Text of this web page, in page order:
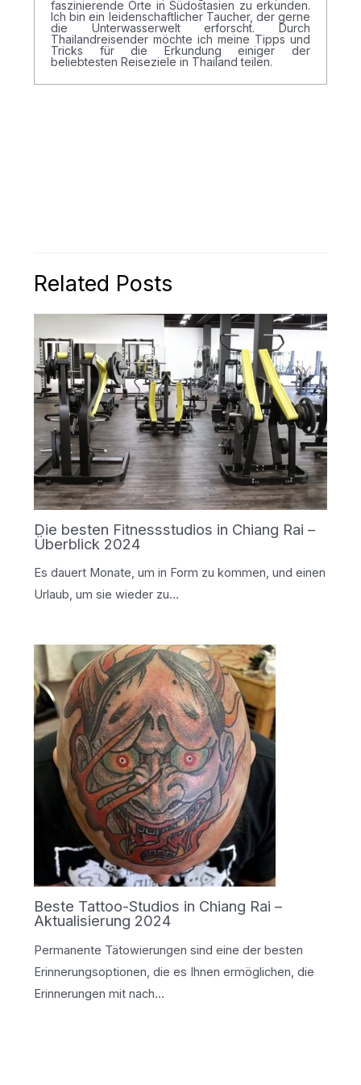
faszinierende Orte in Südostasien zu erkunden.
Ich bin ein leidenschaftlicher Taucher, der gerne
die Unterwasserwelt erforscht. Durch
Thailandreisender möchte ich meine Tipps und
Tricks für die Erkundung einiger der
beliebtesten Reiseziele in Thailand teilen.
Related Posts
Die besten Fitnessstudios in Chiang Rai –
Überblick 2024
Es dauert Monate, um in Form zu kommen, und einen
Urlaub, um sie wieder zu…
Beste Tattoo-Studios in Chiang Rai –
Aktualisierung 2024
Permanente Tätowierungen sind eine der besten
Erinnerungsoptionen, die es Ihnen ermöglichen, die
Erinnerungen mit nach…